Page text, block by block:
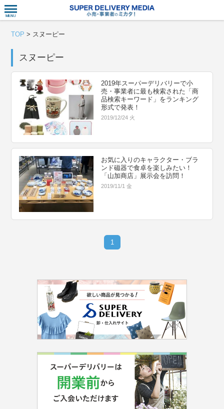
TOP > スヌーピー
スヌーピー
2019年スーパーデリバリーで小
売・事業者に最も検索された「商
品検索キーワード」をランキング
形式で発表！
2019/12/24 火
お気に入りのキャラクター・ブラ
ンド磁器で食卓を楽しみたい！
「山加商店」展示会を訪問！
2019/11/1 金
1